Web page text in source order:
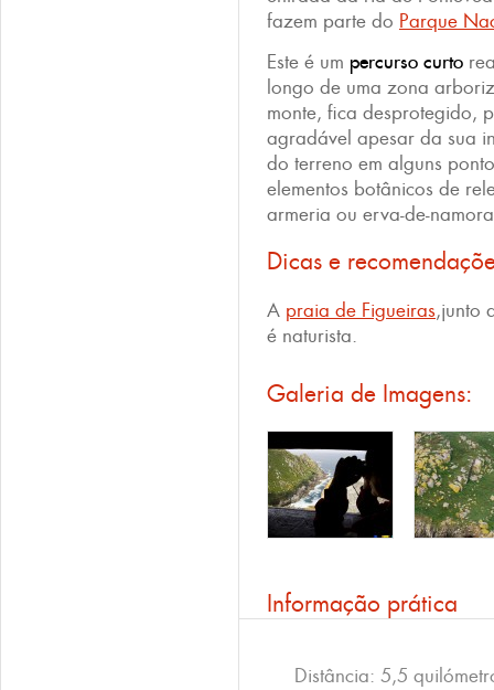
fazem parte do Parque
Este é um percurso curto
longo de uma zona
monte, fica desprotegido,
agradável apesar da sua
do terreno em alguns
elementos botânicos de
armeria ou erva-de-
Dicas e
A praia de Figueiras,junto
é naturista.
Galeria de Imagens:
Informação prática
Distância: 5,5